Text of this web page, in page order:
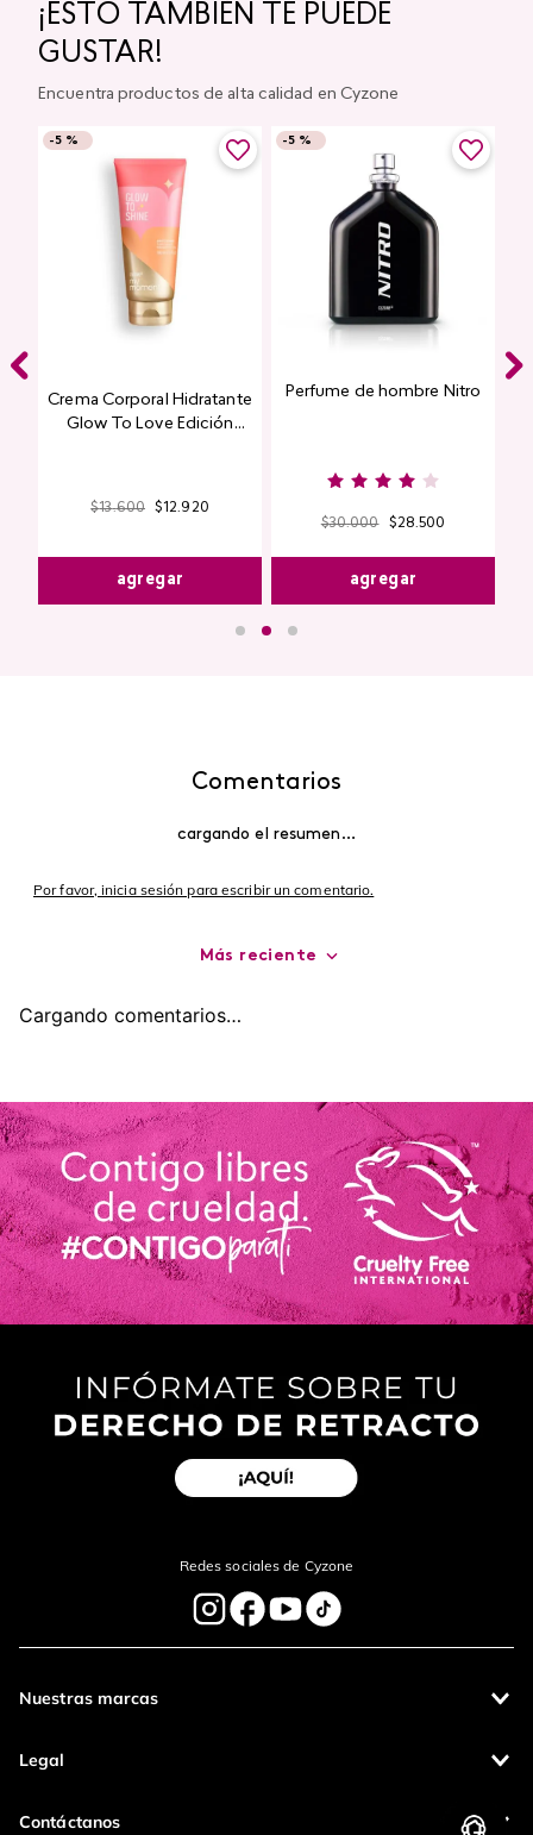
¡ESTO TAMBIÉN TE PUEDE
GUSTAR!
Encuentra productos de alta calidad en Cyzone
-5 %
Crema Corporal Hidratante
Glow To Love Edición
$13.600 $12.920
agregar
-5 %
Perfume de hombre Nitro
$30.000 $28.500
agregar
Comentarios
cargando el resumen…
Por favor, inicia sesión para escribir un comentario.
Más reciente
Cargando comentarios…
Redes sociales de Cyzone
Nuestras marcas
Legal
Contáctanos